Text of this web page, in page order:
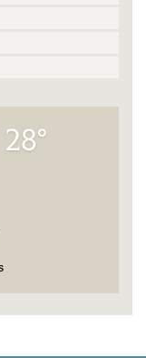
28°